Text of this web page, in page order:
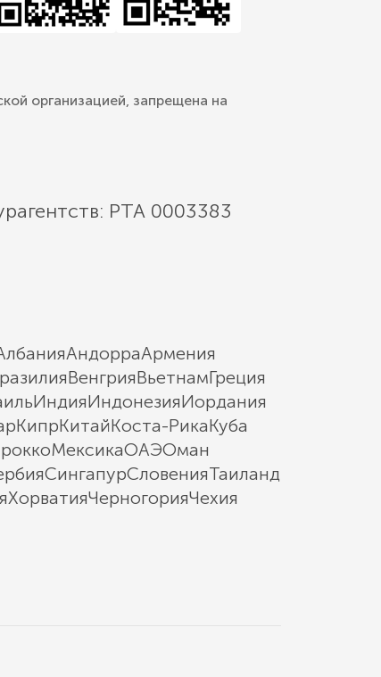
организацией, запрещена на
РТА 0003383
АндорраАрмения
ВенгрияВьетнамГреция
ИндияИндонезияИордания
КипрКитайКоста-РикаКуба
МексикаОАЭОман
СингапурСловенияТаиланд
ХорватияЧерногорияЧехия